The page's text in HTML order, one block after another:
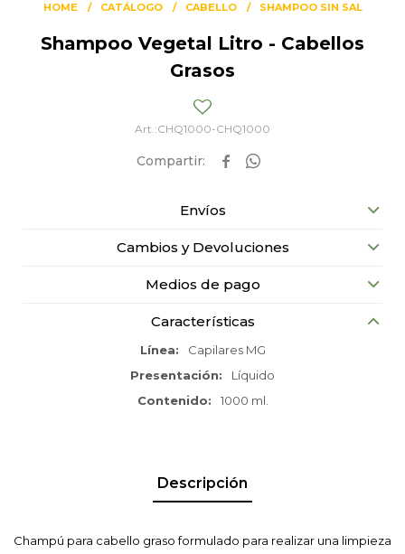
HOME CATÁLOGO CABELLO SHAMPOO SIN SAL
Shampoo Vegetal Litro - Cabellos
Grasos
CHQ1000-CHQ1000
 
Envíos
Cambios y Devoluciones
Medios de pago
Características
Línea
Capilares MG
Presentación
Líquido
Contenido
1000 ml.
Descripción
Champú para cabello graso formulado para realizar una limpieza